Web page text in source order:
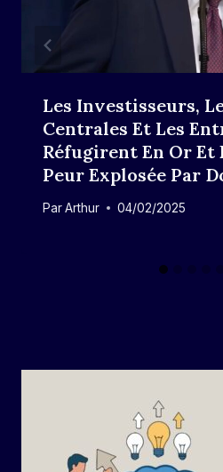
Les Investisseurs,
Centrales Et Les
Réfugirent En Or Et
Peur Explosée Par
ParArthur 04/02/2025